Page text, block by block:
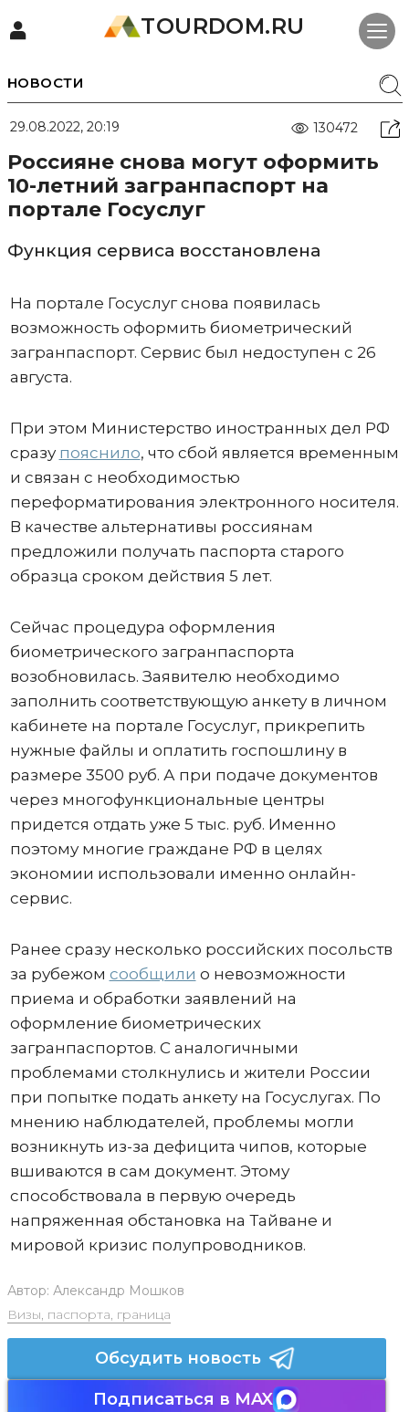
TOURDOM.RU
НОВОСТИ
29.08.2022, 20:19 130472
Россияне снова могут оформить
10-летний загранпаспорт на
портале Госуслуг
Функция сервиса восстановлена
На портале Госуслуг снова появилась
возможность оформить биометрический
загранпаспорт. Сервис был недоступен с 26
августа.
При этом Министерство иностранных дел РФ
сразу пояснило, что сбой является временным
и связан с необходимостью
переформатирования электронного носителя.
В качестве альтернативы россиянам
предложили получать паспорта старого
образца сроком действия 5 лет.
Сейчас процедура оформления
биометрического загранпаспорта
возобновилась. Заявителю необходимо
заполнить соответствующую анкету в личном
кабинете на портале Госуслуг, прикрепить
нужные файлы и оплатить госпошлину в
размере 3500 руб. А при подаче документов
через многофункциональные центры
придется отдать уже 5 тыс. руб. Именно
поэтому многие граждане РФ в целях
экономии использовали именно онлайн-
сервис.
Ранее сразу несколько российских посольств
за рубежом сообщили о невозможности
приема и обработки заявлений на
оформление биометрических
загранпаспортов. С аналогичными
проблемами столкнулись и жители России
при попытке подать анкету на Госуслугах. По
мнению наблюдателей, проблемы могли
возникнуть из-за дефицита чипов, которые
вшиваются в сам документ. Этому
способствовала в первую очередь
напряженная обстановка на Тайване и
мировой кризис полупроводников.
Автор: Александр Мошков
Визы, паспорта, граница
Обсудить новость
Подписаться в MAX